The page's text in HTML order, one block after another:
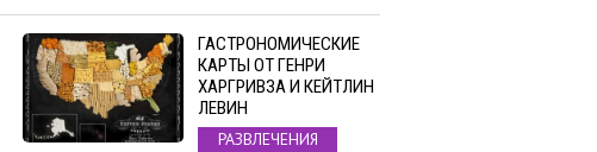
ГАСТРОНОМИЧЕСКИЕ
КАРТЫ ОТ ГЕНРИ
ХАРГРИВЗА И КЕЙТЛИН
ЛЕВИН
РАЗВЛЕЧЕНИЯ